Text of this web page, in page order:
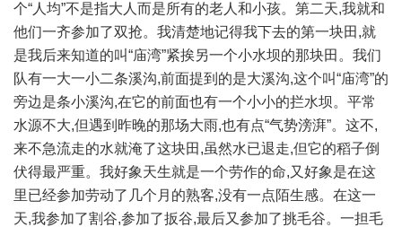
个“人均”不是指大人而是所有的老人和小孩。第二天,我就和
他们一齐参加了双抢。我清楚地记得我下去的第一块田,就
是我后来知道的叫“庙湾”紧挨另一个小水坝的那块田。我们
队有一大一小二条溪沟,前面提到的是大溪沟,这个叫“庙湾”的
旁边是条小溪沟,在它的前面也有一个小小的拦水坝。平常
水源不大,但遇到昨晚的那场大雨,也有点“气势滂湃”。这不,
来不急流走的水就淹了这块田,虽然水已退走,但它的稻子倒
伏得最严重。我好象天生就是一个劳作的命,又好象是在这
里已经参加劳动了几个月的熟客,没有一点陌生感。在这一
天,我参加了割谷,参加了扳谷,最后又参加了挑毛谷。一担毛